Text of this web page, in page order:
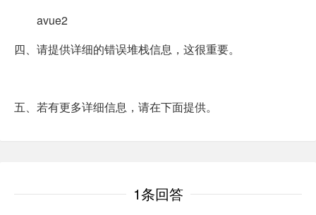
avue2
四、请提供详细的错误堆栈信息，这很重要。
五、若有更多详细信息，请在下面提供。
1条回答